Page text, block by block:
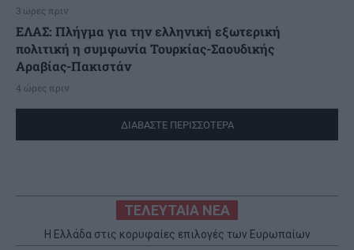
3 ώρες πριν
ΕΛΑΣ: Πλήγμα για την ελληνική εξωτερική
πολιτική η συμφωνία Τουρκίας-Σαουδικής
Αραβίας-Πακιστάν
4 ώρες πριν
ΔΙΑΒΑΣΤΕ ΠΕΡΙΣΣΟΤΕΡΑ